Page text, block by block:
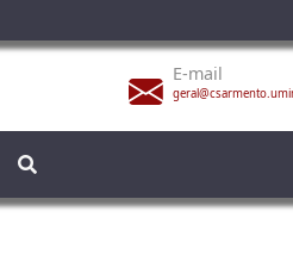
E-mail